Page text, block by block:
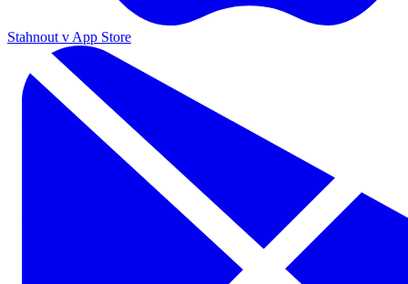
Stahnout v App Store